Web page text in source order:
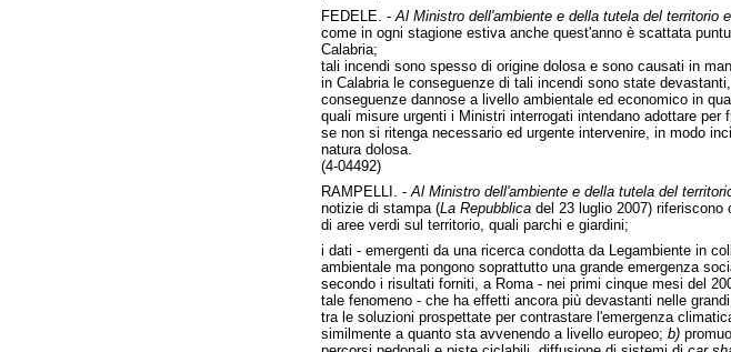
FEDELE. - Al Ministro dell'ambiente e della tutela del territorio
come in ogni stagione estiva anche quest'anno è scattata
Calabria;
tali incendi sono spesso di origine dolosa e sono causati in
in Calabria le conseguenze di tali incendi sono state
conseguenze dannose a livello ambientale ed economico in
quali misure urgenti i Ministri interrogati intendano adottare
se non si ritenga necessario ed urgente intervenire, in modo
natura dolosa.
(4-04492)
RAMPELLI. - Al Ministro dell'ambiente e della tutela del
notizie di stampa (La Repubblicadel 23 luglio 2007) riferiscono
di aree verdi sul territorio, quali parchi e giardini;
i dati - emergenti da una ricerca condotta da Legambiente in
ambientale ma pongono soprattutto una grande emergenza
secondo i risultati forniti, a Roma - nei primi cinque mesi del
tale fenomeno - che ha effetti ancora più devastanti nelle
tra le soluzioni prospettate per contrastare l'emergenza
similmente a quanto sta avvenendo a livello europeo; b)